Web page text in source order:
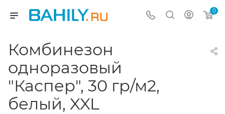
0
Комбинезон
одноразовый
"Каспер", 30 гр/м2,
белый, XXL